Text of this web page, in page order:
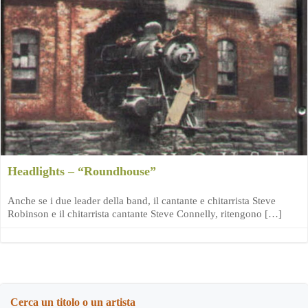
Headlights – “Roundhouse”
Anche se i due leader della band, il cantante e chitarrista Steve
Robinson e il chitarrista cantante Steve Connelly, ritengono […]
Cerca un titolo o un artista